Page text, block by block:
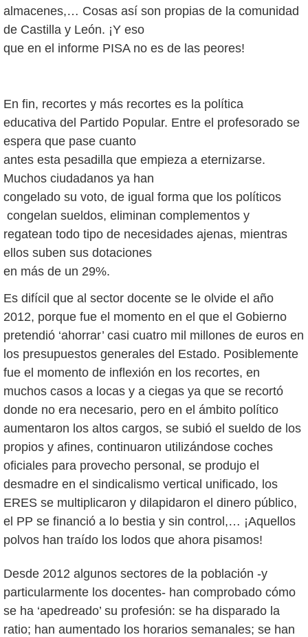
almacenes,… Cosas así son propias de la comunidad
de Castilla y León. ¡Y eso
que en el informe PISA no es de las peores!
En fin, recortes y más recortes es la política
educativa del Partido Popular. Entre el profesorado se
espera que pase cuanto
antes esta pesadilla que empieza a eternizarse.
Muchos ciudadanos ya han
congelado su voto, de igual forma que los políticos
congelan sueldos, eliminan complementos y
regatean todo tipo de necesidades ajenas, mientras
ellos suben sus dotaciones
en más de un 29%.
Es difícil que al sector docente se le olvide el año
2012, porque fue el momento en el que el Gobierno
pretendió ‘ahorrar’ casi cuatro mil millones de euros en
los presupuestos generales del Estado. Posiblemente
fue el momento de inflexión en los recortes, en
muchos casos a locas y a ciegas ya que se recortó
donde no era necesario, pero en el ámbito político
aumentaron los altos cargos, se subió el sueldo de los
propios y afines, continuaron utilizándose coches
oficiales para provecho personal, se produjo el
desmadre en el sindicalismo vertical unificado, los
ERES se multiplicaron y dilapidaron el dinero público,
el PP se financió a lo bestia y sin control,… ¡Aquellos
polvos han traído los lodos que ahora pisamos!
Desde 2012 algunos sectores de la población -y
particularmente los docentes- han comprobado cómo
se ha ‘apedreado’ su profesión: se ha disparado la
ratio; han aumentado los horarios semanales; se han